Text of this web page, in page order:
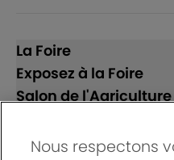
La Foire
Exposez à la Foire
Salon de l'Agriculture
Suivez-nous
Nous respectons